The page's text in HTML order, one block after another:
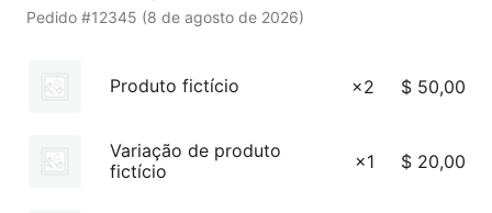
Pedido #12345 (8 de agosto de 2026)
Produto fictício ×2 $ 50,00
Variação de produto
fictício
×1 $ 20,00